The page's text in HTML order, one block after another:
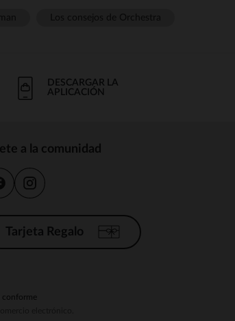
DESCARGAR LA
APLICACIÓN
a la comunidad
Tarjeta Regalo
conforme